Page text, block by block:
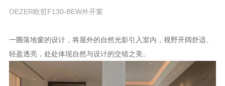
OEZER欧哲F130-BEW外开窗
一圈落地窗的设计，将屋外的自然光影引入室内，视野开阔舒适、
轻盈透亮，处处体现自然与设计的交错之美。